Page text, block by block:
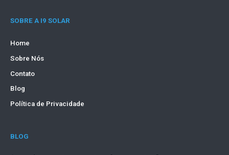
SOBRE A I9 SOLAR
Home
Sobre Nós
Contato
Blog
Política de Privacidade
BLOG